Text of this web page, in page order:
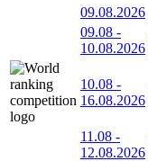
09.08.2026
09.08 -
10.08.2026
10.08 -
16.08.2026
11.08 -
12.08.2026